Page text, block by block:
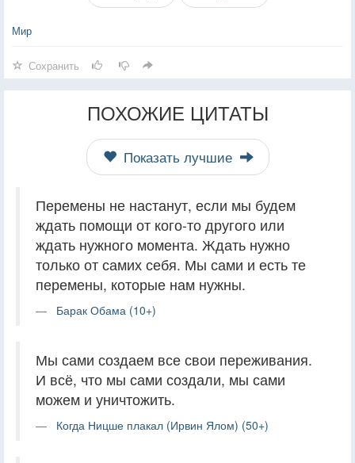
Мир
Сохранить
ПОХОЖИЕ ЦИТАТЫ
Показать лучшие
Перемены не настанут, если мы будем
ждать помощи от кого-то другого или
ждать нужного момента. Ждать нужно
только от самих себя. Мы сами и есть те
перемены, которые нам нужны.
Барак Обама (10+)
Мы сами создаем все свои переживания.
И всё, что мы сами создали, мы сами
можем и уничтожить.
Когда Ницше плакал (Ирвин Ялом) (50+)